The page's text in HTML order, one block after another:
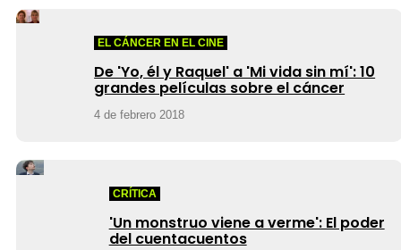
EL CÁNCER EN EL CINE
De 'Yo, él y Raquel' a 'Mi vida sin mí': 10
grandes películas sobre el cáncer
4 de febrero 2018
CRÍTICA
'Un monstruo viene a verme': El poder
del cuentacuentos